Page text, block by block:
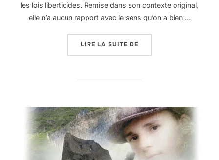
les lois liberticides. Remise dans son contexte original,
elle n’a aucun rapport avec le sens qu’on a bien …
LIRE LA SUITE DE